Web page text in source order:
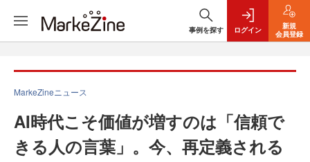
事例を探す ログイン
新規
会員登録
MarkeZineニュース
AI時代こそ価値が増すのは「信頼で
きる人の言葉」。今、再定義される